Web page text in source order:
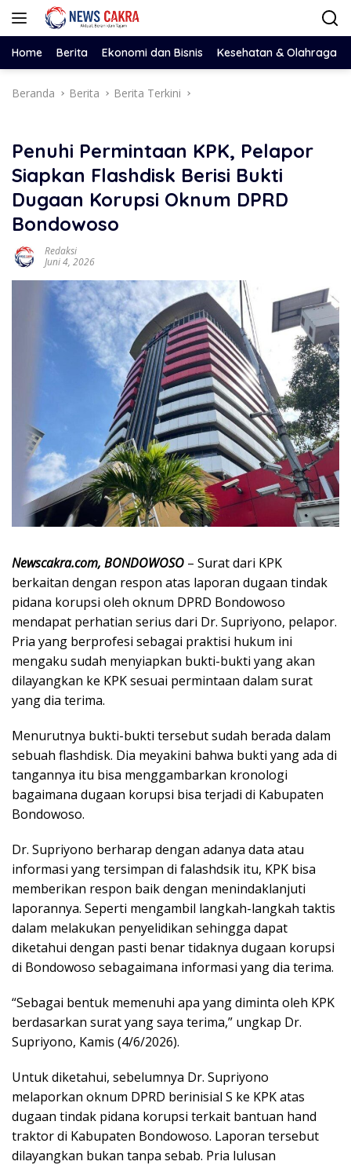
Langsung
Home Berita Ekonomi dan Bisnis Kesehatan & Olahraga
Beranda Berita Berita Terkini
Penuhi Permintaan KPK, Pelapor
Siapkan Flashdisk Berisi Bukti
Dugaan Korupsi Oknum DPRD
Bondowoso
Redaksi
Juni 4, 2026
Newscakra.com, BONDOWOSO – Surat dari KPK
berkaitan dengan respon atas laporan dugaan tindak
pidana korupsi oleh oknum DPRD Bondowoso
mendapat perhatian serius dari Dr. Supriyono, pelapor.
Pria yang berprofesi sebagai praktisi hukum ini
mengaku sudah menyiapkan bukti-bukti yang akan
dilayangkan ke KPK sesuai permintaan dalam surat
yang dia terima.
Menurutnya bukti-bukti tersebut sudah berada dalam
sebuah flashdisk. Dia meyakini bahwa bukti yang ada di
tangannya itu bisa menggambarkan kronologi
bagaimana dugaan korupsi bisa terjadi di Kabupaten
Bondowoso.
Dr. Supriyono berharap dengan adanya data atau
informasi yang tersimpan di falashdsik itu, KPK bisa
memberikan respon baik dengan menindaklanjuti
laporannya. Seperti mengambil langkah-langkah taktis
dalam melakukan penyelidikan sehingga dapat
diketahui dengan pasti benar tidaknya dugaan korupsi
di Bondowoso sebagaimana informasi yang dia terima.
“Sebagai bentuk memenuhi apa yang diminta oleh KPK
berdasarkan surat yang saya terima,” ungkap Dr.
Supriyono, Kamis (4/6/2026).
Untuk diketahui, sebelumnya Dr. Supriyono
melaporkan oknum DPRD berinisial S ke KPK atas
dugaan tindak pidana korupsi terkait bantuan hand
traktor di Kabupaten Bondowoso. Laporan tersebut
dilayangkan bukan tanpa sebab. Pria lulusan